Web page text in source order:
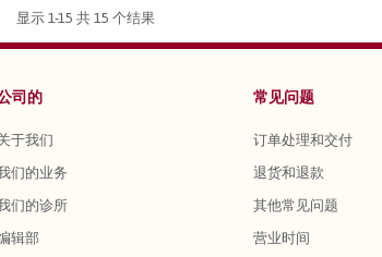
显示 1-15 共 15 个结果
司的
于我们
们的业务
们的诊所
辑部
常见问题
订单处理和交付
退货和退款
其他常见问题
营业时间